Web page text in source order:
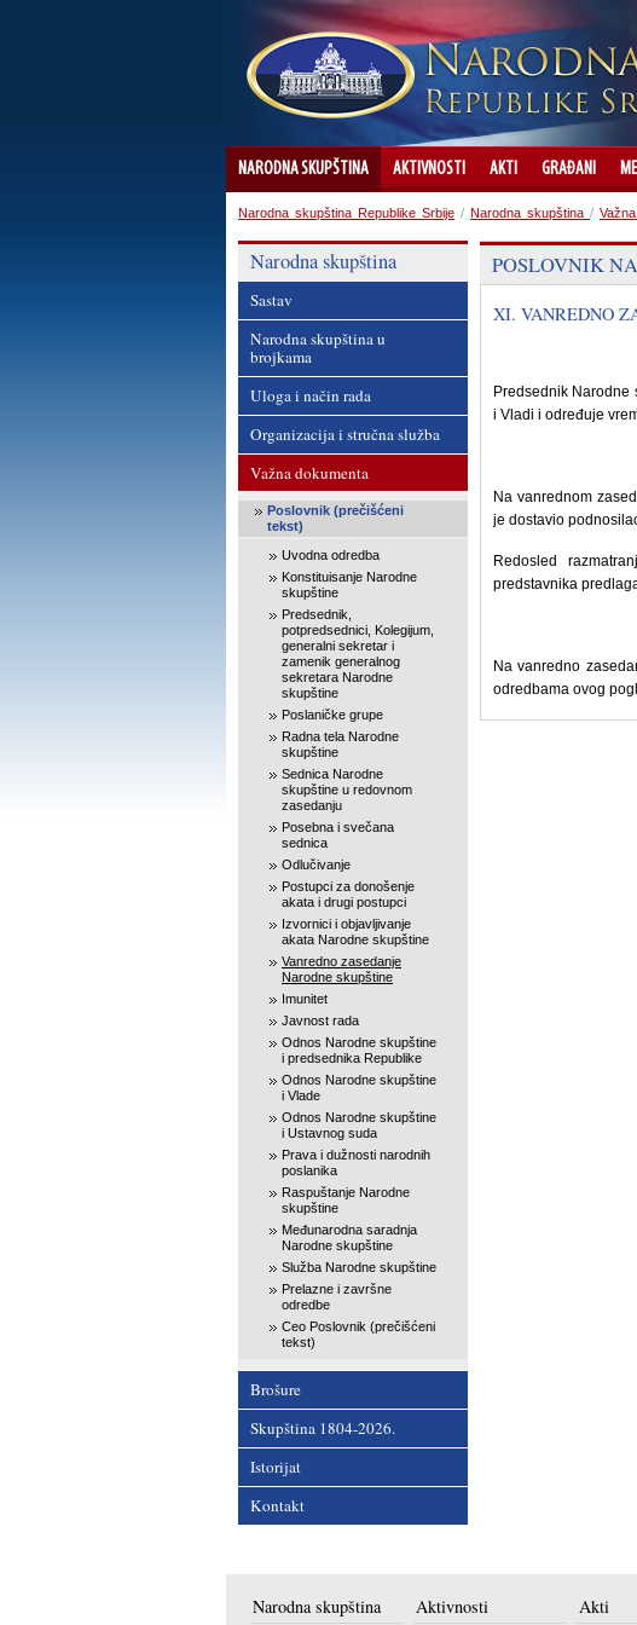
NARODNA SKUPŠTINA AKTIVNOSTI AKTI GRAĐANI
Narodna skupština Republike Srbije / Narodna skupština /
Narodna skupština
Sastav
Narodna skupština u
brojkama
Uloga i način rada
Organizacija i stručna služba
Važna dokumenta
Poslovnik (prečišćeni
tekst)
Uvodnа odredbа
Konstituisanje Narodne
skupštine
Predsednik,
potpredsednici, Kolegijum,
generalni sekretar i
zamenik generalnog
sekretara Narodne
skupštine
Poslaničke grupe
Radna tela Narodne
skupštine
Sednica Narodne
skupštine u redovnom
zasedanju
Posebna i svečana
sednica
Odlučivanje
Postupci za donošenje
akata i drugi postupci
Izvornici i objavljivanje
akata Narodne skupštine
Vanredno zasedanje
Narodne skupštine
Imunitet
Javnost rada
Odnos Narodne skupštine
i predsednika Republike
Odnos Narodne skupštine
i Vlade
Odnos Narodne skupštine
i Ustavnog suda
Prava i dužnosti narodnih
poslanika
Raspuštanje Narodne
skupštine
Međunarodna saradnja
Narodne skupštine
Služba Narodne skupštine
Prelazne i završne
odredbe
Ceo Poslovnik (prečišćeni
tekst)
Brošure
Skupština 1804-2026.
Istorijat
Kontakt
POSLOVNIK
XI. VANREDNO
Predsednik
i Vladi i određuje
Na vanrednom
je dostavio
Redosled
predstavnika
Na vanredno
odredbama ovog
Narodna skupština Aktivnosti Akti